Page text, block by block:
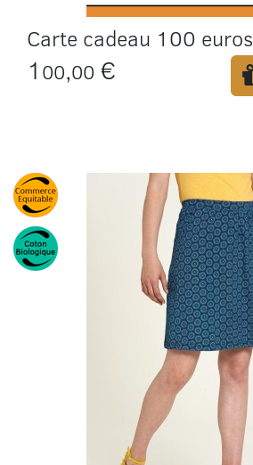
Carte cadeau 100 euros
1 00,00 €